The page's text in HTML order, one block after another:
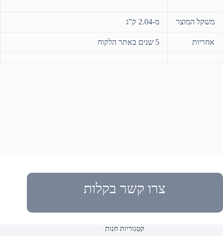
משקל המוצר מ-2.04 ק”ג
אחריות 5 שנים באתר הלקוח
צרו קשר בקלות
קטגוריות חנות